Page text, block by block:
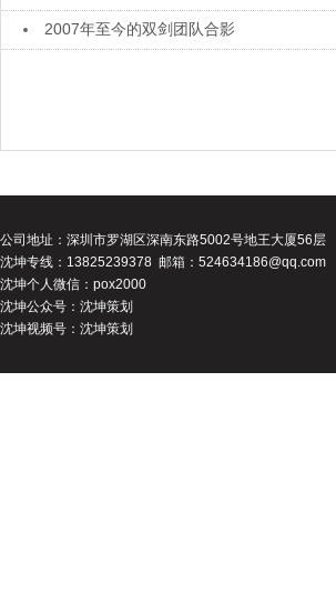
2007年至今的双剑团队合影
公司地址： 深圳市罗湖区深南东路5002号地王大厦56层
沈坤专线：13825239378 邮箱：524634186@qq.com
沈坤个人微信：pox2000
沈坤公众号：沈坤策划
沈坤视频号：沈坤策划